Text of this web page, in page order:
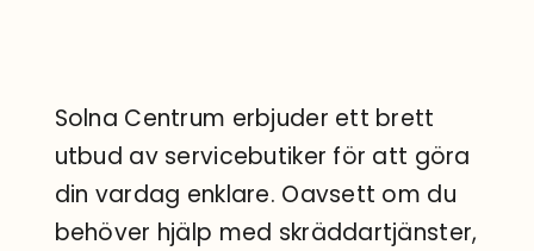
BUTIKER
RESTAURANGER
OCH CAFÉER
Solna Centrum erbjuder ett brett
utbud av servicebutiker för att göra
din vardag enklare. Oavsett om du
behöver hjälp med skräddartjänster,